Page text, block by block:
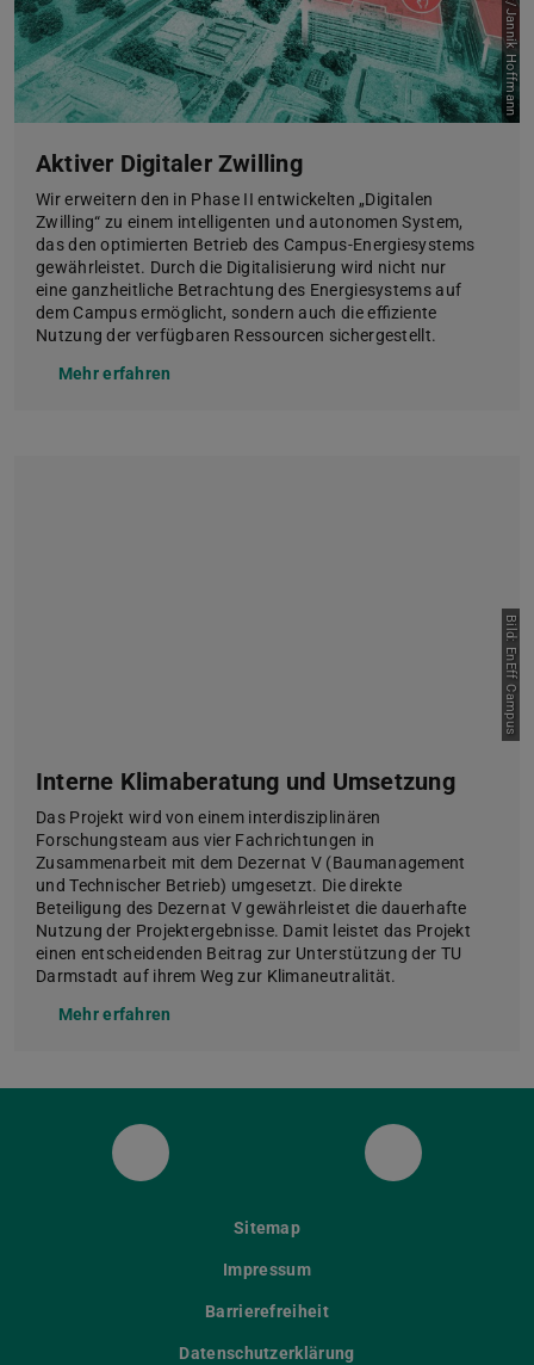
Aktiver Digitaler Zwilling
Wir erweitern den in Phase II entwickelten „Digitalen
Zwilling“ zu einem intelligenten und autonomen System,
das den optimierten Betrieb des Campus-Energiesystems
gewährleistet. Durch die Digitalisierung wird nicht nur
eine ganzheitliche Betrachtung des Energiesystems auf
dem Campus ermöglicht, sondern auch die effiziente
Nutzung der verfügbaren Ressourcen sichergestellt.
Mehr erfahren
Bild: EnEff Campus
Interne Klimaberatung und Umsetzung
Das Projekt wird von einem interdisziplinären
Forschungsteam aus vier Fachrichtungen in
Zusammenarbeit mit dem Dezernat V (Baumanagement
und Technischer Betrieb) umgesetzt. Die direkte
Beteiligung des Dezernat V gewährleistet die dauerhafte
Nutzung der Projektergebnisse. Damit leistet das Projekt
einen entscheidenden Beitrag zur Unterstützung der TU
Darmstadt auf ihrem Weg zur Klimaneutralität.
Mehr erfahren
YouTube LinkedIn
Sitemap
Impressum
Barrierefreiheit
Datenschutzerklärung